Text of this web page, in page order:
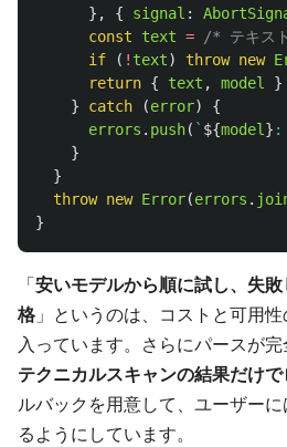
},
{ signal :
const
text =
/* テキス
if
( ! text) throw new
return { text , model
}
}
catch (error)
{
errors . push( ` ${model } :
}
}
throw new Error(errors .
}
「安いモデルから順に試し、失
格 」というのは、コストと可用
入っています。さらにパースが完
テクニカルスキャンの結果だけ
ルバックを用意して、ユーザー
るようにしています。